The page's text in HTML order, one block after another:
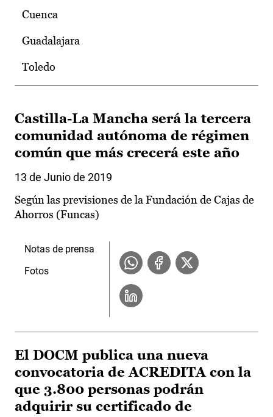
Cuenca
Guadalajara
Toledo
Castilla-La Mancha será la tercera
comunidad autónoma de régimen
común que más crecerá este año
13 de Junio de 2019
Según las previsiones de la Fundación de Cajas de
Ahorros (Funcas)
Notas de prensa
Fotos
El DOCM publica una nueva
convocatoria de ACREDITA con la
que 3.800 personas podrán
adquirir su certificado de